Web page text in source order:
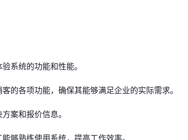
系统的功能和性能。
的各项功能，确保其能够满足企业的实际需求。
案和报价信息。
够熟练使用系统，提高工作效率。